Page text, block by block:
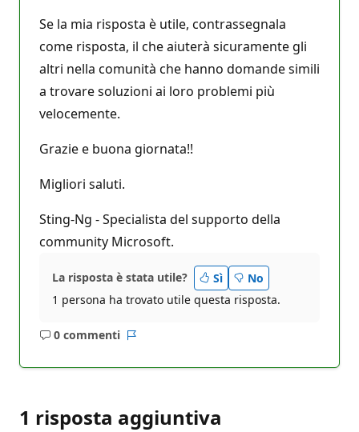
Se la mia risposta è utile, contrassegnala
come risposta, il che aiuterà sicuramente gli
altri nella comunità che hanno domande simili
a trovare soluzioni ai loro problemi più
velocemente.
Grazie e buona giornata!!
Migliori saluti.
Sting-Ng - Specialista del supporto della
community Microsoft.
La risposta è stata utile? Sì
No
1 persona ha trovato utile questa risposta.
0 commenti
Nessun
1 risposta aggiuntiva